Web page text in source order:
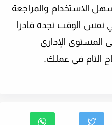
الاستخدام والمراجعة
نفس الوقت تجده قادرا
المستوى الإداري
التام في عملك.